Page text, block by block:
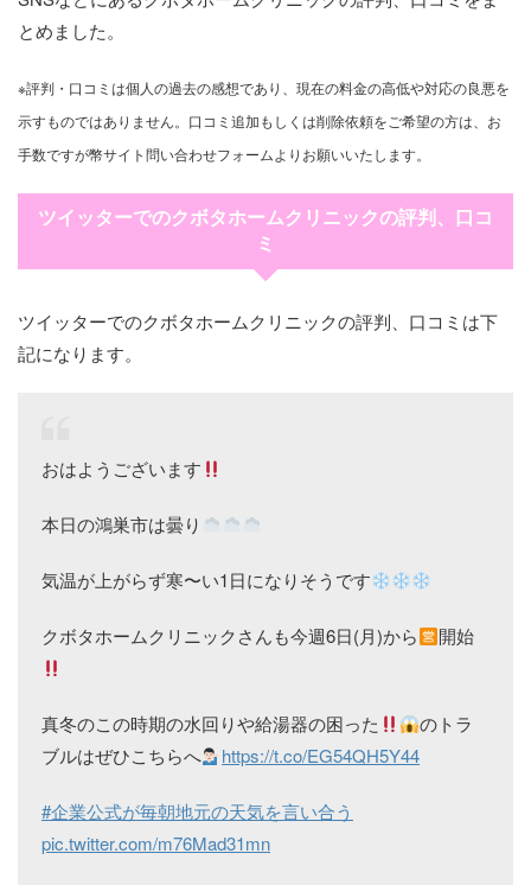
とめました。
※評判・口コミは個人の過去の感想であり、現在の料金の高低や対応の良悪を
示すものではありません。口コミ追加もしくは削除依頼をご希望の方は、お
手数ですが幣サイト問い合わせフォームよりお願いいたします。
ツイッターでのクボタホームクリニックの評判、口コ
ミ
ツイッターでのクボタホームクリニックの評判、口コミは下
記になります。
おはようございます
本日の鴻巣市は曇り
気温が上がらず寒〜い1日になりそうです
クボタホームクリニックさんも今週6日(月)から 開始
真冬のこの時期の水回りや給湯器の困った
のトラ
ブルはぜひこちらへ
https://t.co/EG54QH5Y44
#企業公式が毎朝地元の天気を言い合う
pic.twitter.com/m76Mad31mn